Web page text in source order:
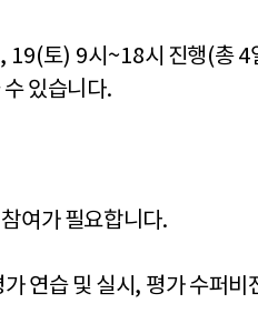
19(토) 9시 ~18시 진행(총4
있습니다.
여가 필요합니다.
연습 및 실시 , 평가 수퍼비